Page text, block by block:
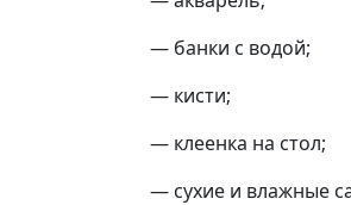
— банки с водой;
— кисти;
— клеенка на стол;
— сухие и влажные